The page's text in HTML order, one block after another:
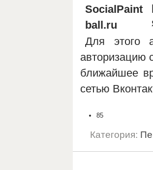
Для этого
авторизацию
ближайшее
сетью
85
Категория: